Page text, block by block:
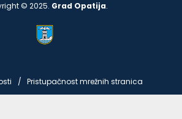
© 2025. Grad Opatija.
Pristupačnost mrežnih stranica